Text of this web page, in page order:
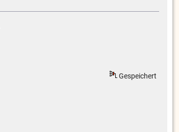
Gespeichert